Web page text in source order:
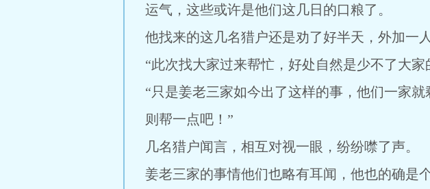
运气，这些或许是他们这几日的口粮了。
他找来的这几名猎户还是劝了好半天，外加一
“此次找大家过来帮忙，好处自然是少不了大
“只是姜老三家如今出了这样的事，他们一家
则帮一点吧！”
几名猎户闻言，相互对视一眼，纷纷噤了声。
姜老三家的事情他们也略有耳闻，他也的确是